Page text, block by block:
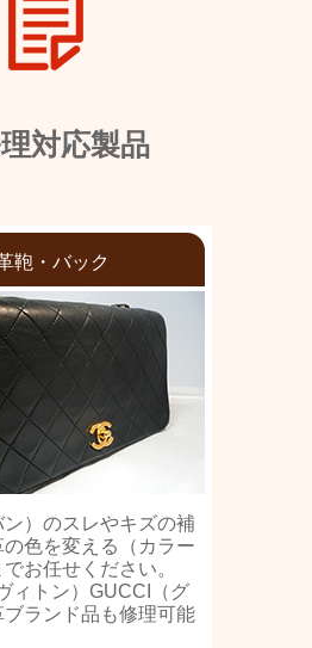
対応製品
鞄・バック
）のスレやキズの補
色を変える（カラー
お任せください。
ィトン）GUCCI（グ
ブランド品も修理可能